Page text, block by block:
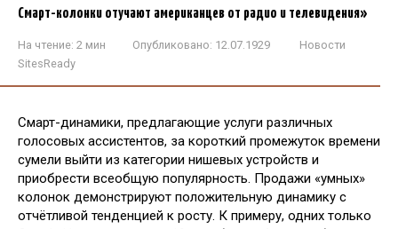
Смарт-колонки отучают американцев от радио и телевидения»
На чтение: 2 мин Опубликовано: 12.07.1929
Новости
SitesReady
Смарт-динамики, предлагающие услуги различных
голосовых ассистентов, за короткий промежуток времени
сумели выйти из категории нишевых устройств и
приобрести всеобщую популярность. Продажи «умных»
колонок демонстрируют положительную динамику с
отчётливой тенденцией к росту. К примеру, одних только